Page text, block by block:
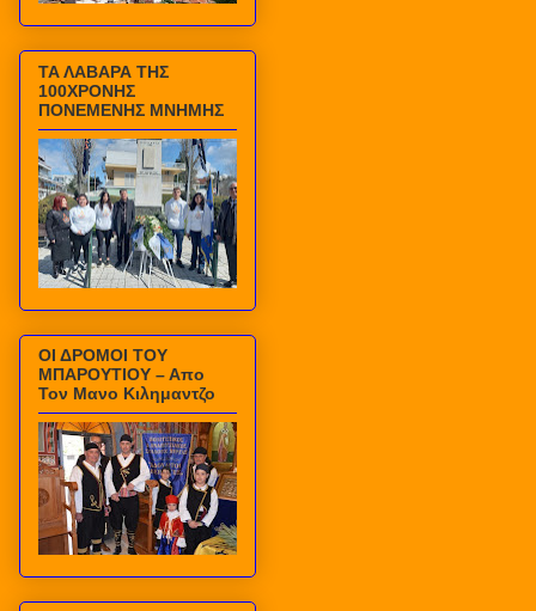
ΤΑ ΛΑΒΑΡΑ ΤΗΣ
100ΧΡΟΝΗΣ
ΠΟΝΕΜΕΝΗΣ ΜΝΗΜΗΣ
ΟΙ ΔΡΟΜΟΙ ΤΟΥ
ΜΠΑΡΟΥΤΙΟΥ – Απο
Τον Μανο Κιλημαντζο